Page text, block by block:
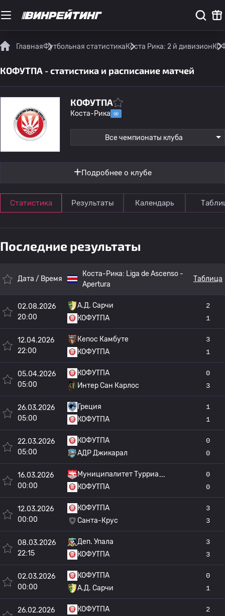
ГлавнаяФутбольная статистикаКоста Рика: 2 й дивизион
КОФУТПА - статистика и расписание матчей
КОФУТПА
Коста-Рика
Все чемпионаты клуба
Подробнее о клубе
Статистика Результаты Календарь
Последние результаты
Дата / Время
Коста-Рика: Liga de Ascenso -
Apertura
Таблица
02.08.2026
20:00
А.Д. Сарчи
КОФУТПА
2
1
12.04.2026
22:00
Кепос Камбуте
КОФУТПА
3
1
05.04.2026
05:00
КОФУТПА
Интер Сан Карлос
0
3
26.03.2026
05:00
Греция
КОФУТПА
1
1
22.03.2026
05:00
КОФУТПА
АДР Джикарал
0
0
16.03.2026
00:00
Муниципалитет Турриа
КОФУТПА
0
0
12.03.2026
00:00
КОФУТПА
Санта-Крус
3
3
08.03.2026
22:15
Деп. Упала
КОФУТПА
3
3
02.03.2026
00:00
КОФУТПА
А.Д. Сарчи
0
1
26.02.2026
КОФУТПА
2